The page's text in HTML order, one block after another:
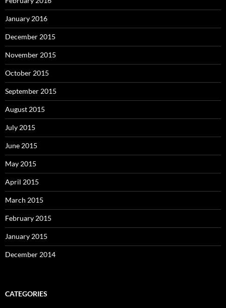
January 2016
December 2015
November 2015
October 2015
September 2015
August 2015
July 2015
June 2015
May 2015
April 2015
March 2015
February 2015
January 2015
December 2014
CATEGORIES